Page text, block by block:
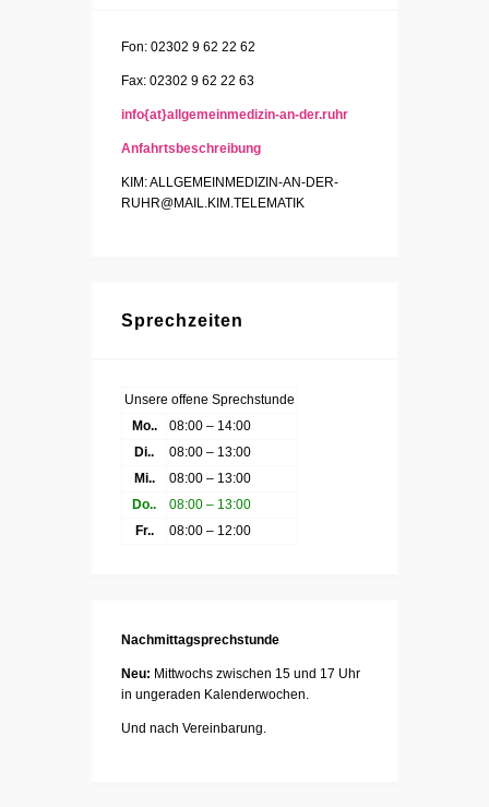
Fon: 02302 9 62 22 62
Fax: 02302 9 62 22 63
info{at}allgemeinmedizin-an-der.ruhr
Anfahrtsbeschreibung
KIM: ALLGEMEINMEDIZIN-AN-DER-
RUHR@MAIL.KIM.TELEMATIK
Sprechzeiten
Unsere offene Sprechstunde
Mo..
08:00 – 14:00
Di..
08:00 – 13:00
Mi..
08:00 – 13:00
Do..
08:00 – 13:00
Fr..
08:00 – 12:00
Nachmittagsprechstunde
Neu: Mittwochs zwischen 15 und 17 Uhr
in ungeraden Kalenderwochen.
Und nach Vereinbarung.